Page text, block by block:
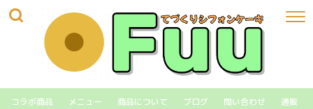
コラボ商品 メニュー 商品について ブログ 問い合わせ 通販